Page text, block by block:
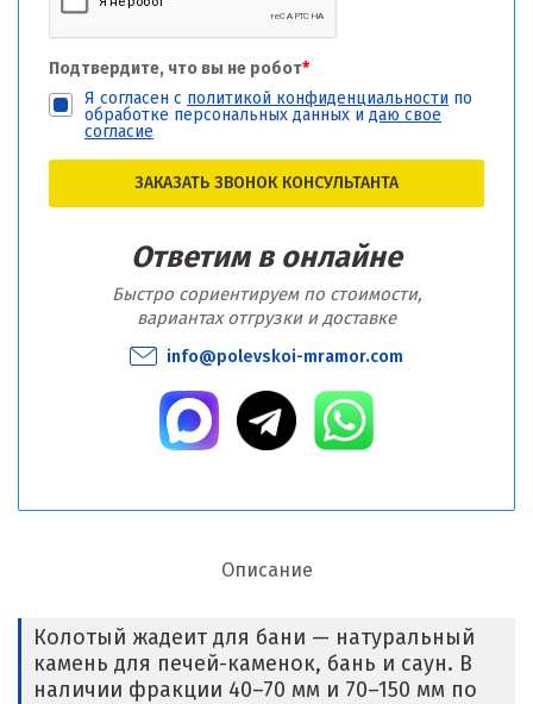
Подтвердите, что вы не робот*
Я согласен с политикой конфиденциальности по
обработке персональных данных и даю свое
согласие
ЗАКАЗАТЬ ЗВОНОК КОНСУЛЬТАНТА
Ответим в онлайне
Быстро сориентируем по стоимости,
вариантах отгрузки и доставке
info@polevskoi-mramor.com
Описание
Колотый жадеит для бани — натуральный
камень для печей-каменок, бань и саун. В
наличии фракции 40–70 мм и 70–150 мм по